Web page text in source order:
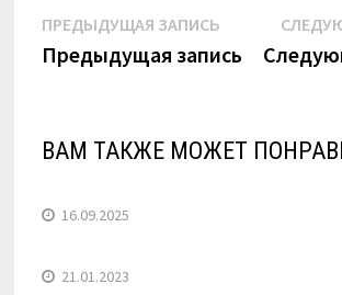
Навигация
по
ПРЕДЫДУЩАЯ ЗАПИСЬПредыдущая
запись:
Предыдущая запись
ВАМ ТАКЖЕ МОЖЕТ
16.09.2025
21.01.2023